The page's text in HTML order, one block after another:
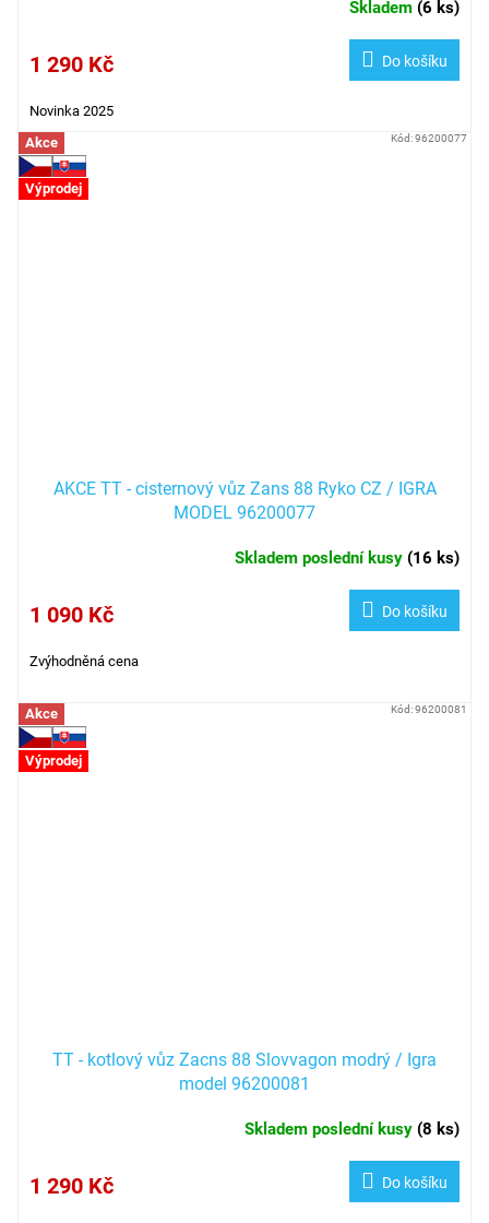
Skladem (6 ks)
1 290 Kč Do košíku
Novinka 2025
Akce
Výprodej
AKCE TT - cisternový vůz Zans 88 Ryko CZ / IGRA
MODEL 96200077
Skladem poslední kusy (16 ks)
1 090 Kč Do košíku
Zvýhodněná cena
Kód:96200077
Akce
Výprodej
TT - kotlový vůz Zacns 88 Slovvagon modrý / Igra
model 96200081
Skladem poslední kusy (8 ks)
1 290 Kč Do košíku
Kód:96200081